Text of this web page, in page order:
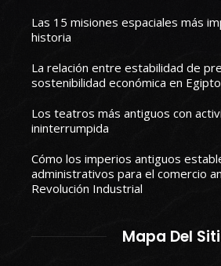
Las 15 misiones espaciales más
historia
La relación entre estabilidad de
sostenibilidad económica en Egipto
Los teatros más antiguos con
ininterrumpida
Cómo los imperios antiguos
administrativos para el comercio
Revolución Industrial
Mapa Del